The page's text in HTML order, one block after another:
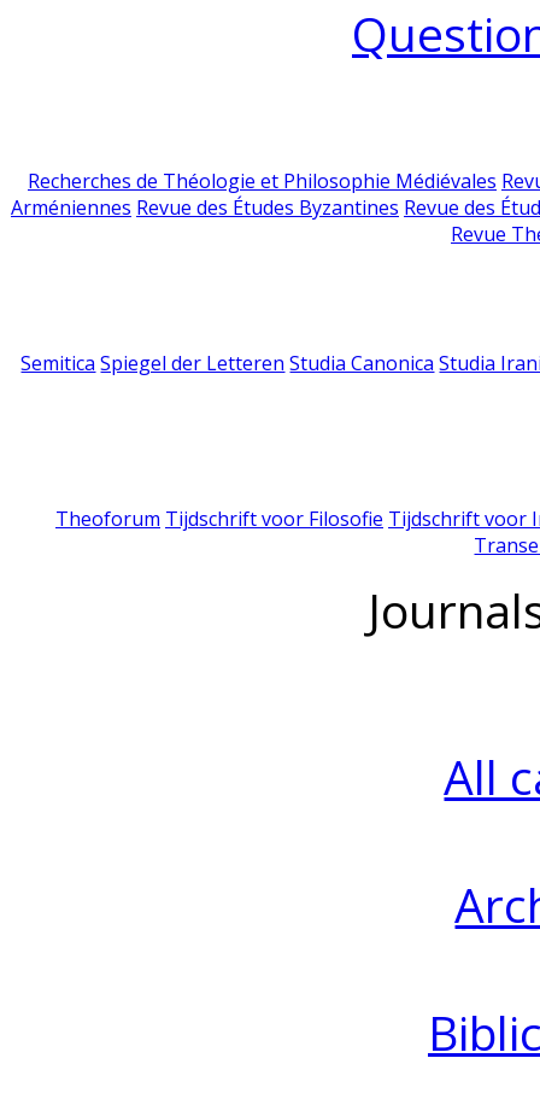
Recherches de Théologie et Philosophie Médiévales
Arméniennes Revue des Études Byzantines Revue des
Revue
Semitica Spiegel der Letteren Studia Canonica Studia
Theoforum Tijdschrift voor Filosofie Tijdschrift voor
All